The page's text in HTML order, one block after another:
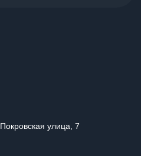
улица, 7